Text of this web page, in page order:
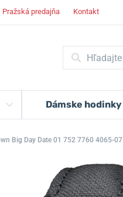
Pražská predajňa Kontakt
Dámske hodinky
Big Day Date 01 752 7760 4065-